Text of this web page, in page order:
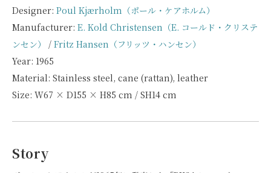
Designer: Poul Kjærholm（ポール・ケアホルム）
Manufacturer: E. Kold Christensen（E. コールド・クリステ
ンセン）
/ Fritz Hansen（フリッツ・ハンセン）
Year: 1965
Material: Stainless steel, cane (rattan), leather
Size: W67 × D155 × H85 cm / SH14 cm
Story